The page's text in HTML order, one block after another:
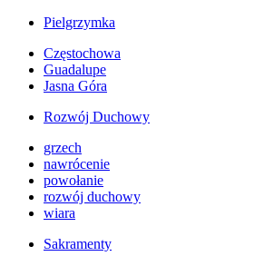
Pielgrzymka
Częstochowa
Guadalupe
Jasna Góra
Rozwój Duchowy
grzech
nawrócenie
powołanie
rozwój duchowy
wiara
Sakramenty